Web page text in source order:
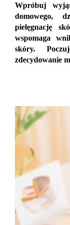
Wpróbuj
domowego,
pielęgnację
wspomaga
skóry.
zdecydowanie